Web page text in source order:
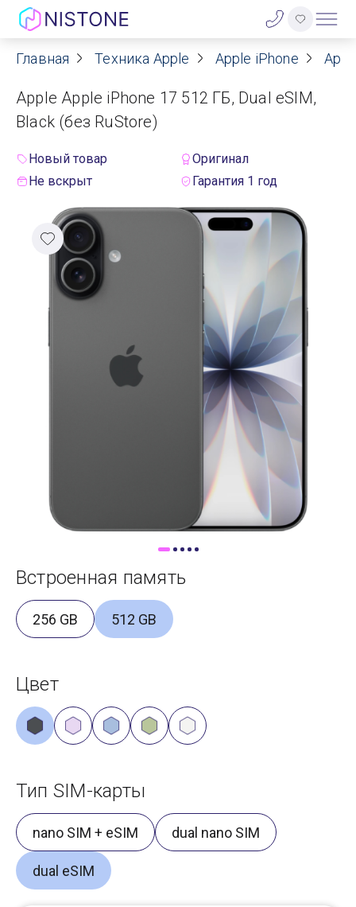
Акции
О нас
Договор оферты
Реквизиты
Контакты
Главная Техника Apple Apple iPhone
Apple Apple iPhone 17 512 ГБ, Dual eSIM,
Black (без RuStore)
Новый товар
Оригинал
Не вскрыт
Гарантия 1 год
Встроенная память
256 GB 512 GB
Цвет
Тип SIM-карты
nano SIM + eSIM dual nano SIM
dual eSIM